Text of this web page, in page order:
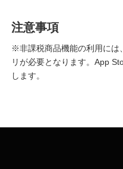
注意事項
※非課税商品機能の利用には
リが必要となります。App
します。